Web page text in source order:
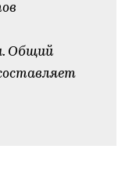
Общий